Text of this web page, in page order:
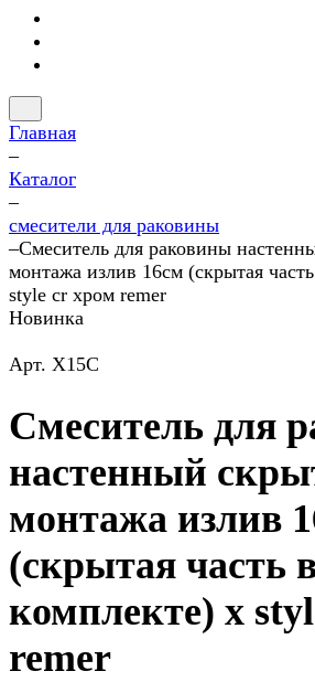
Главная
–
Каталог
–
смесители для раковины
–Смеситель для раковины
монтажа излив 16см (скрытая
style cr хром remer
Новинка
Арт. X15C
Смеситель для
настенный
монтажа излив
(скрытая часть
комплекте) x
remer